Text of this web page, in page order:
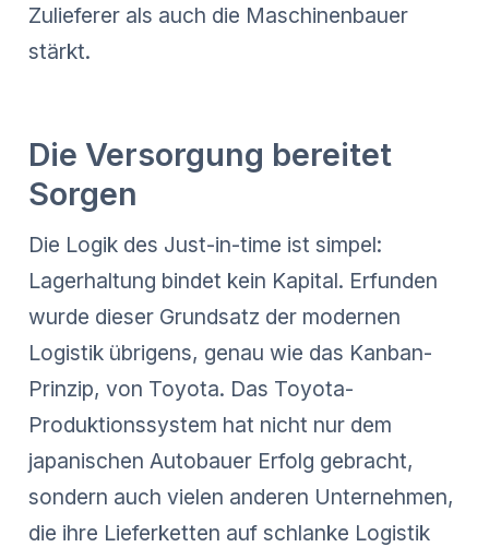
Zulieferer als auch die Maschinenbauer
stärkt.
Die Versorgung bereitet
Sorgen
Die Logik des Just-in-time ist simpel:
Lagerhaltung bindet kein Kapital. Erfunden
wurde dieser Grundsatz der modernen
Logistik übrigens, genau wie das Kanban-
Prinzip, von Toyota. Das Toyota-
Produktionssystem hat nicht nur dem
japanischen Autobauer Erfolg gebracht,
sondern auch vielen anderen Unternehmen,
die ihre Lieferketten auf schlanke Logistik